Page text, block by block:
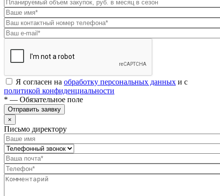
Я согласен на обработку персональных данных и с
политикой конфиденциальности
* — Обязательное поле
Отправить заявку
×
Письмо директору